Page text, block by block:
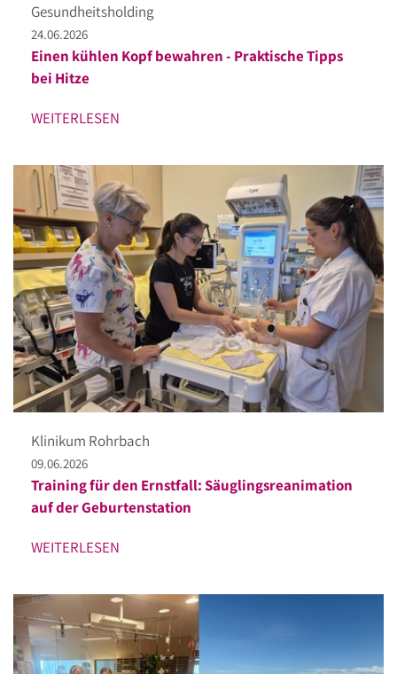
Gesundheitsholding
24.06.2026
Einen kühlen Kopf bewahren - Praktische Tipps
bei Hitze
WEITERLESEN
Klinikum Rohrbach
09.06.2026
Training für den Ernstfall: Säuglingsreanimation
auf der Geburtenstation
WEITERLESEN